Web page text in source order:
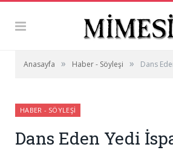
Anasayfa » Haber - Söyleşi » Dans
HABER - SÖYLEŞI
Dans Eden Yedi